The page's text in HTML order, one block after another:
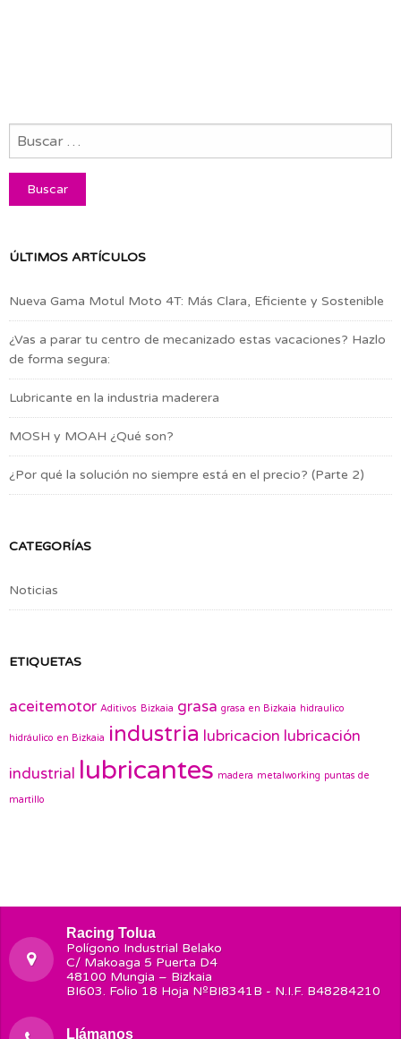
ÚLTIMOS ARTÍCULOS
Nueva Gama Motul Moto 4T: Más Clara, Eficiente y Sostenible
¿Vas a parar tu centro de mecanizado estas vacaciones? Hazlo
de forma segura:
Lubricante en la industria maderera
MOSH y MOAH ¿Qué son?
¿Por qué la solución no siempre está en el precio? (Parte 2)
CATEGORÍAS
Noticias
ETIQUETAS
aceitemotor Aditivos Bizkaia grasa grasa en Bizkaia hidraulico
hidráulico en Bizkaia industria lubricacion lubricación
industrial lubricantes madera metalworking puntas de
martillo
Racing Tolua
Polígono Industrial Belako
C/ Makoaga 5 Puerta D4
48100 Mungia – Bizkaia
BI603. Folio 18 Hoja NºBI8341B - N.I.F. B48284210
Llámanos